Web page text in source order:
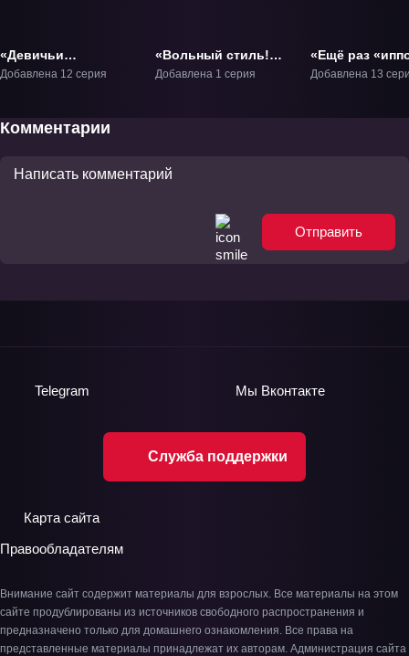
«Девичьи
кричалки!» ТВ-1
Добавлена 12 серия
«Вольный стиль!
Заплыв в будущее -
Добавлена 1 серия
«Ещё раз
ТВ-1
Добавлена 13
Комментарии
Отправить
Служба поддержки
Telegram Мы Вконтакте
Карта сайта
Правообладателям
Внимание сайт содержит материалы для взрослых. Все материалы на этом
сайте продублированы из источников свободного распространения и
предназначено только для домашнего ознакомления. Все права на
представленные материалы принадлежат их авторам. Администрация сайта